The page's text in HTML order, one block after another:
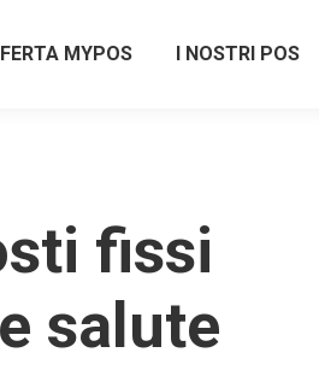
MYPOS I NOSTRI POS
fissi
salute